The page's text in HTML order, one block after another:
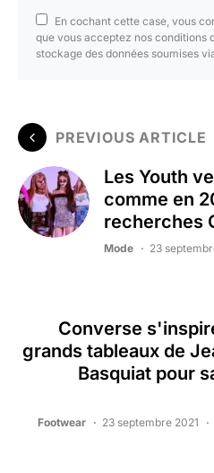
En cochant cette case, vous
que vous acceptez nos conditions
stockage des données soumises
PREVIOUS ARTICLE
Les Youth
comme en
recherches
Mode 23
Converse
grands tableaux de
Basquiat pour
Footwear 23 septembre 2021